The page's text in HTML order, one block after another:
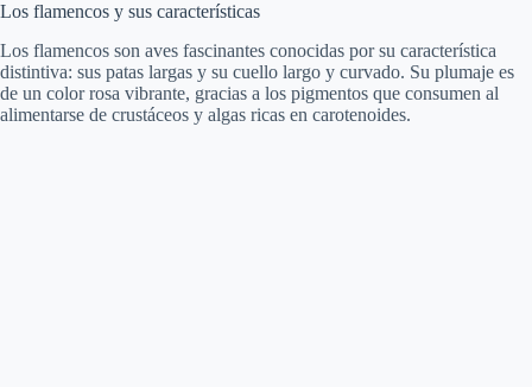
o
Los flamencos y sus características
Los flamencos son aves fascinantes conocidas por su característica
distintiva: sus patas largas y su cuello largo y curvado. Su plumaje es
de un color rosa vibrante, gracias a los pigmentos que consumen al
alimentarse de crustáceos y algas ricas en carotenoides.